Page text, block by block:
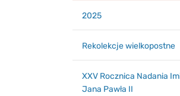
2025
Rekolekcje wielkopostne
XXV Rocznica Nadania
Jana Pawła II